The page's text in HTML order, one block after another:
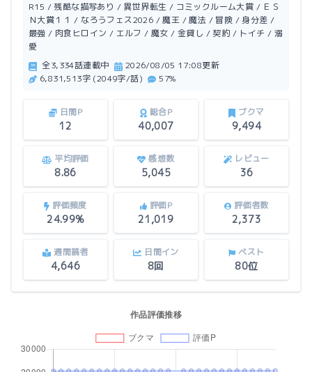
R15 / 残酷な描写あり / 異世界転生 / コミックルーム大賞 / ＥＳ
Ｎ大賞１１ / なろうフェス2026 / 魔王 / 魔法 / 冒険 / 身分差 /
最強 / 肉食ヒロイン / エルフ / 魔女 / 金貸し / 契約 / トイチ / 溺
愛
全3,334話連載中
2026/08/05 17:08更新
6,831,513字 (2049字/話)
57%
日間P
12
総合P
40,007
ブクマ
9,494
平均評価
8.86
感想数
5,045
レビュー
36
評価頻度
24.99%
評価P
21,019
評価者数
2,373
週間読者
4,646
日間イン
8回
ベスト
80位